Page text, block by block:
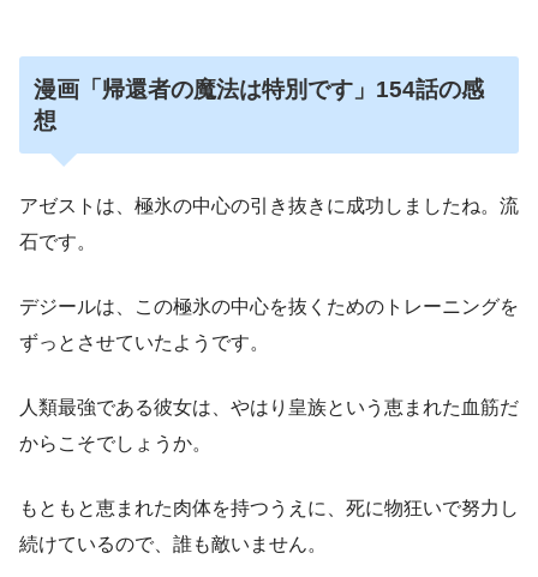
漫画「帰還者の魔法は特別です」154話の感
想
アゼストは、極氷の中心の引き抜きに成功しましたね。流
石です。
デジールは、この極氷の中心を抜くためのトレーニングを
ずっとさせていたようです。
人類最強である彼女は、やはり皇族という恵まれた血筋だ
からこそでしょうか。
もともと恵まれた肉体を持つうえに、死に物狂いで努力し
続けているので、誰も敵いません。